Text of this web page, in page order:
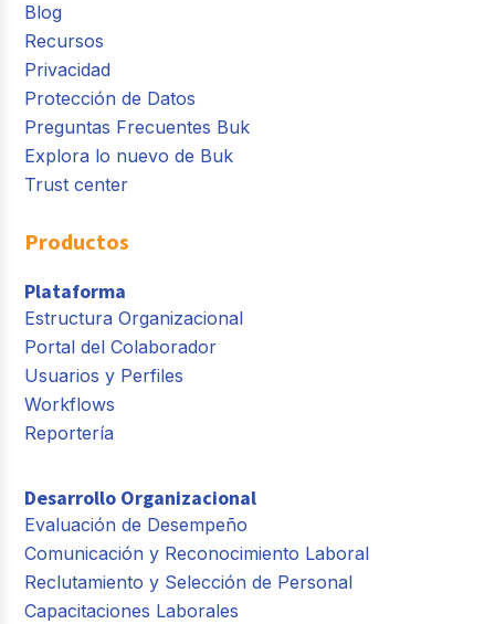
Blog
Recursos
Privacidad
Protección de Datos
Preguntas Frecuentes Buk
Explora lo nuevo de Buk
Trust center
Productos
Plataforma
Estructura Organizacional
Portal del Colaborador
Usuarios y Perfiles
Workflows
Reportería
Desarrollo Organizacional
Evaluación de Desempeño
Comunicación y Reconocimiento Laboral
Reclutamiento y Selección de Personal
Capacitaciones Laborales